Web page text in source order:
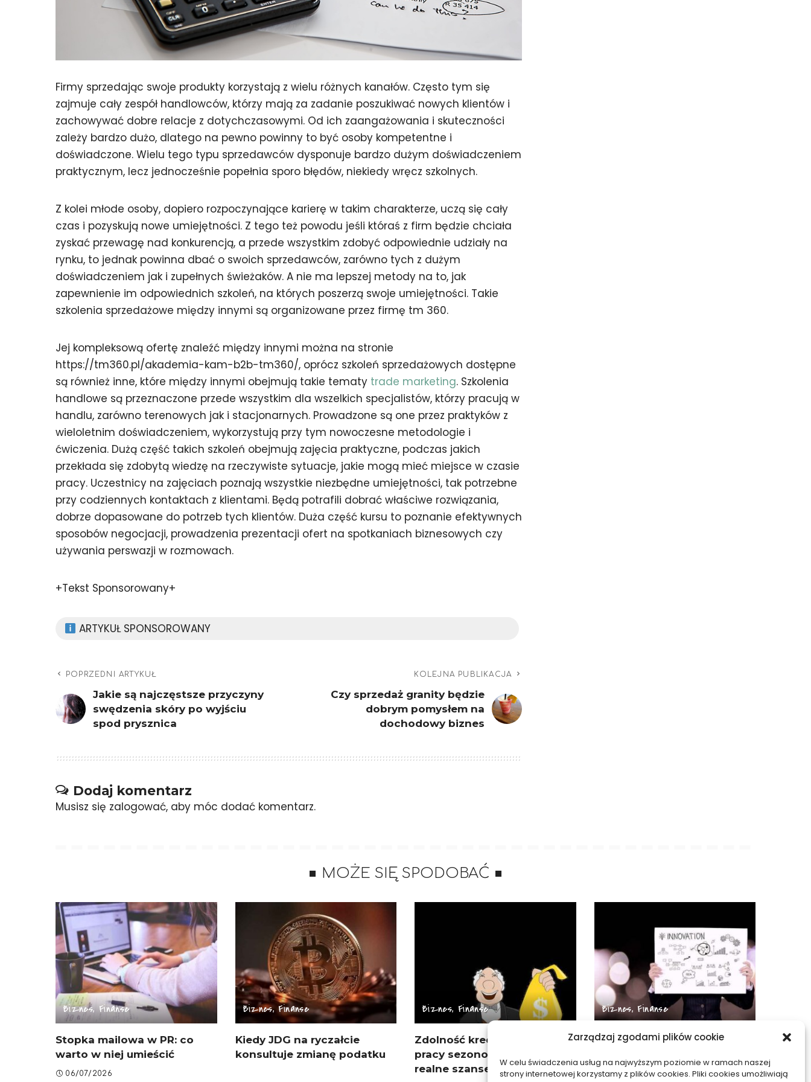
Zarządzaj zgodami plików cookie
W celu świadczenia usług na najwyższym poziomie w ramach naszej
strony internetowej korzystamy z plików cookies. Pliki cookies umożliwiają
Firmy sprzedając swoje produkty korzystają z wielu różnych kanałów. Często tym się
zajmuje cały zespół handlowców, którzy mają za zadanie poszukiwać nowych klientów i
zachowywać dobre relacje z dotychczasowymi. Od ich zaangażowania i skuteczności
zależy bardzo dużo, dlatego na pewno powinny to być osoby kompetentne i
doświadczone. Wielu tego typu sprzedawców dysponuje bardzo dużym doświadczeniem
praktycznym, lecz jednocześnie popełnia sporo błędów, niekiedy wręcz szkolnych.
Z kolei młode osoby, dopiero rozpoczynające karierę w takim charakterze, uczą się cały
czas i pozyskują nowe umiejętności. Z tego też powodu jeśli któraś z firm będzie chciała
zyskać przewagę nad konkurencją, a przede wszystkim zdobyć odpowiednie udziały na
rynku, to jednak powinna dbać o swoich sprzedawców, zarówno tych z dużym
doświadczeniem jak i zupełnych świeżaków. A nie ma lepszej metody na to, jak
zapewnienie im odpowiednich szkoleń, na których poszerzą swoje umiejętności. Takie
szkolenia sprzedażowe między innymi są organizowane przez firmę tm 360.
Jej kompleksową ofertę znaleźć między innymi można na stronie
https://tm360.pl/akademia-kam-b2b-tm360/, oprócz szkoleń sprzedażowych dostępne
są również inne, które między innymi obejmują takie tematy trade marketing. Szkolenia
handlowe są przeznaczone przede wszystkim dla wszelkich specjalistów, którzy pracują w
handlu, zarówno terenowych jak i stacjonarnych. Prowadzone są one przez praktyków z
wieloletnim doświadczeniem, wykorzystują przy tym nowoczesne metodologie i
ćwiczenia. Dużą część takich szkoleń obejmują zajęcia praktyczne, podczas jakich
przekłada się zdobytą wiedzę na rzeczywiste sytuacje, jakie mogą mieć miejsce w czasie
pracy. Uczestnicy na zajęciach poznają wszystkie niezbędne umiejętności, tak potrzebne
przy codziennych kontaktach z klientami. Będą potrafili dobrać właściwe rozwiązania,
dobrze dopasowane do potrzeb tych klientów. Duża część kursu to poznanie efektywnych
sposobów negocjacji, prowadzenia prezentacji ofert na spotkaniach biznesowych czy
używania perswazji w rozmowach.
+Tekst Sponsorowany+
ARTYKUŁ SPONSOROWANY
POPRZEDNI ARTYKUŁ
Jakie są najczęstsze przyczyny
swędzenia skóry po wyjściu
spod prysznica
KOLEJNA PUBLIKACJA
Czy sprzedaż granity będzie
dobrym pomysłem na
dochodowy biznes
Dodaj komentarz
Musisz się zalogować, aby móc dodać komentarz.
MOŻE SIĘ SPODOBAĆ
Biznes, Finanse
Stopka mailowa w PR: co
warto w niej umieścić
06/07/2026
Biznes, Finanse
Kiedy JDG na ryczałcie
konsultuje zmianę podatku
Biznes, Finanse
Zdolność kredytowa przy
pracy sezonowej za granicą –
realne szanse
Biznes, Finanse
Jak obliczyć wartość klienta
przykłady